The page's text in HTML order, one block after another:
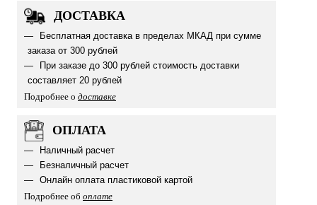
ДОСТАВКА
Бесплатная доставка в пределах МКАД при сумме
заказа от 300 рублей
При заказе до 300 рублей стоимость доставки
составляет 20 рублей
Подробнее о доставке
ОПЛАТА
Наличный расчет
Безналичный расчет
Онлайн оплата пластиковой картой
Подробнее об оплате